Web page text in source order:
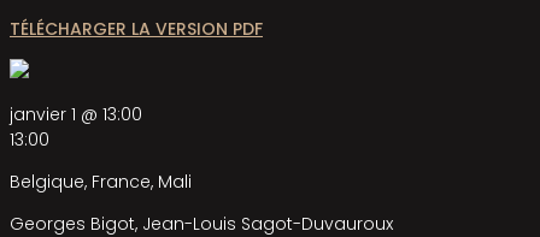
TÉLÉCHARGER LA VERSION PDF
janvier 1 @ 13:00
13:00
Belgique, France, Mali
Georges Bigot, Jean-Louis Sagot-Duvauroux